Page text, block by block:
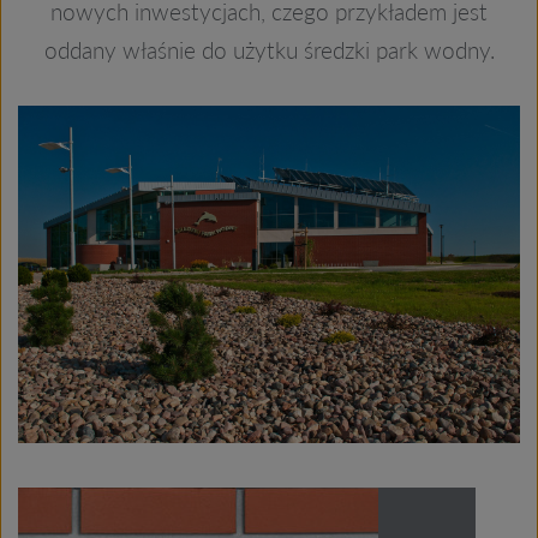
nowych inwestycjach, czego przykładem jest
oddany właśnie do użytku średzki park wodny.